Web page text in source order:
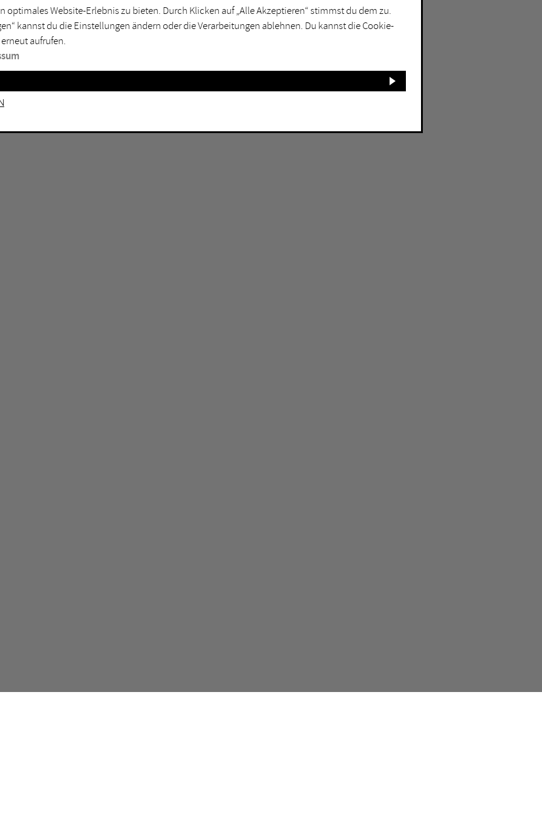
Mülheim an der Ruhr
Oberhausen
Unna
Witten
optimales Website-Erlebnis zu bieten. Durch Klicken auf „Alle Akzeptieren“ stimmst du dem zu.
kannst du die Einstellungen ändern oder die Verarbeitungen ablehnen. Du kannst die Cookie-
aufrufen.